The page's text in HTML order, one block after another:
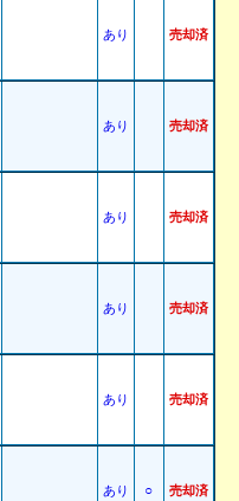
あり 売却済
あり 売却済
あり 売却済
あり 売却済
あり 売却済
あり ○ 売却済